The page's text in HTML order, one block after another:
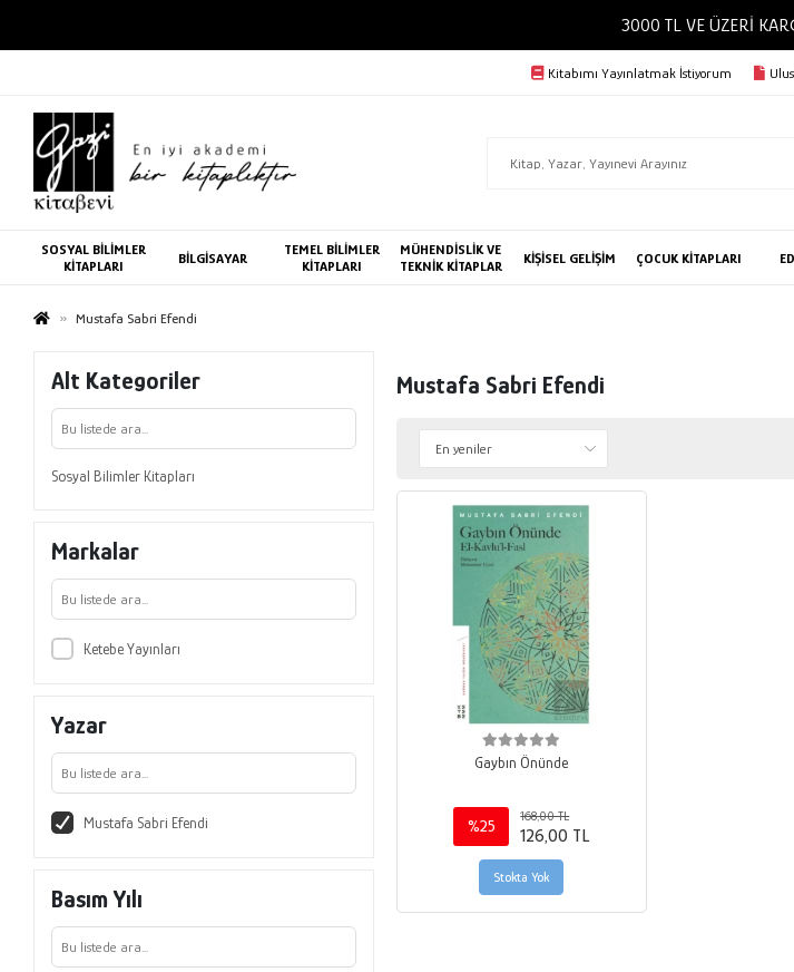
3000 TL VE ÜZERİ
Kitabımı Yayınlatmak İstiyorum
SOSYAL BİLİMLER
KİTAPLARI
BİLGİSAYAR
TEMEL BİLİMLER
KİTAPLARI
MÜHENDİSLİK VE
TEKNİK KİTAPLAR
KİŞİSEL GELİŞİM ÇOCUK KİTAPLARI
Mustafa Sabri Efendi
Alt Kategoriler
Sosyal Bilimler Kitapları
Markalar
Ketebe Yayınları
Yazar
Mustafa Sabri Efendi
Basım Yılı
Mustafa Sabri Efendi
Gaybın Önünde
%25
168,00 TL
126,00 TL
Stokta Yok